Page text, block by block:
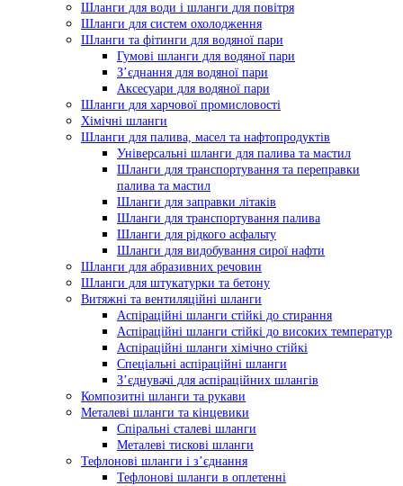
Шланги для води і шланги для повітря
Шланги для систем охолодження
Шланги та фітинги для водяної пари
Гумові шланги для водяної пари
З’єднання для водяної пари
Аксесуари для водяної пари
Шланги для харчової промисловості
Хімічні шланги
Шланги для палива, масел та нафтопродуктів
Універсальні шланги для палива та мастил
Шланги для транспортування та переправки
палива та мастил
Шланги для заправки літаків
Шланги для транспортування палива
Шланги для рідкого асфальту
Шланги для видобування сирої нафти
Шланги для абразивних речовин
Шланги для штукатурки та бетону
Витяжні та вентиляційні шланги
Аспіраційні шланги стійкі до стирання
Аспіраційні шланги стійкі до високих температур
Аспіраційні шланги хімічно стійкі
Спеціальні аспіраційні шланги
З’єднувачі для аспіраційних шлангів
Композитні шланги та рукави
Металеві шланги та кінцевики
Спіральні сталеві шланги
Металеві тискові шланги
Тефлонові шланги і з’єднання
Тефлонові шланги в оплетенні